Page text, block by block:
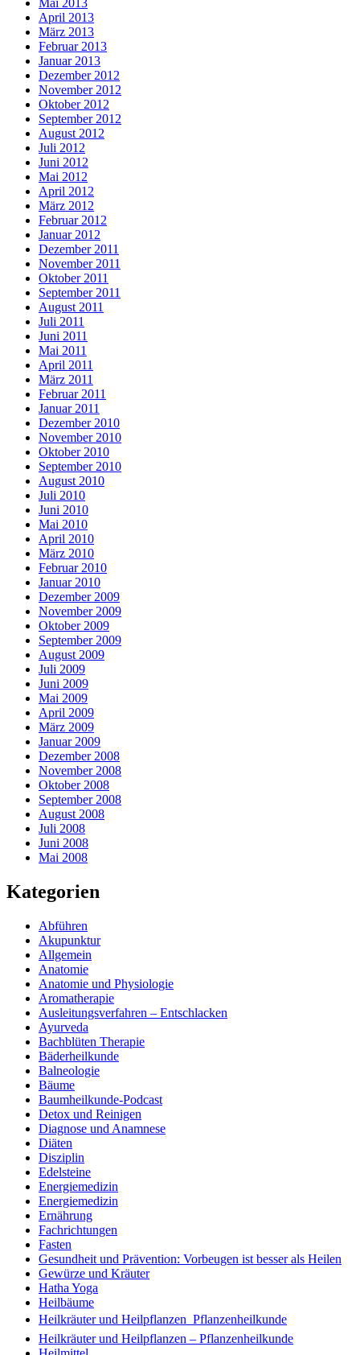
April 2013
März 2013
Februar 2013
Januar 2013
Dezember 2012
November 2012
Oktober 2012
September 2012
August 2012
Juli 2012
Juni 2012
Mai 2012
April 2012
März 2012
Februar 2012
Januar 2012
Dezember 2011
November 2011
Oktober 2011
September 2011
August 2011
Juli 2011
Juni 2011
Mai 2011
April 2011
März 2011
Februar 2011
Januar 2011
Dezember 2010
November 2010
Oktober 2010
September 2010
August 2010
Juli 2010
Juni 2010
Mai 2010
April 2010
März 2010
Februar 2010
Januar 2010
Dezember 2009
November 2009
Oktober 2009
September 2009
August 2009
Juli 2009
Juni 2009
Mai 2009
April 2009
März 2009
Januar 2009
Dezember 2008
November 2008
Oktober 2008
September 2008
August 2008
Juli 2008
Juni 2008
Mai 2008
Kategorien
Abführen
Akupunktur
Allgemein
Anatomie
Anatomie und Physiologie
Aromatherapie
Ausleitungsverfahren – Entschlacken
Ayurveda
Bachblüten Therapie
Bäderheilkunde
Balneologie
Bäume
Baumheilkunde-Podcast
Detox und Reinigen
Diagnose und Anamnese
Diäten
Disziplin
Edelsteine
Energiemedizin
Energiemedizin
Ernährung
Fachrichtungen
Fasten
Gesundheit und Prävention: Vorbeugen ist besser als Heilen
Gewürze und Kräuter
Hatha Yoga
Heilbäume
Heilkräuter und Heilpflanzen  Pflanzenheilkunde
Heilkräuter und Heilpflanzen – Pflanzenheilkunde